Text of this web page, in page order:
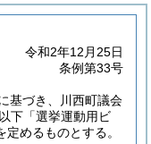
令和2年12月25日
条例第33号
基づき、川西町議会
下「選挙運動用ビ
めるものとする。